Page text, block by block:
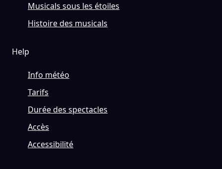
Musicals sous les étoiles
Histoire des musicals
Help
Info météo
Tarifs
Durée des spectacles
Accès
Accessibilité